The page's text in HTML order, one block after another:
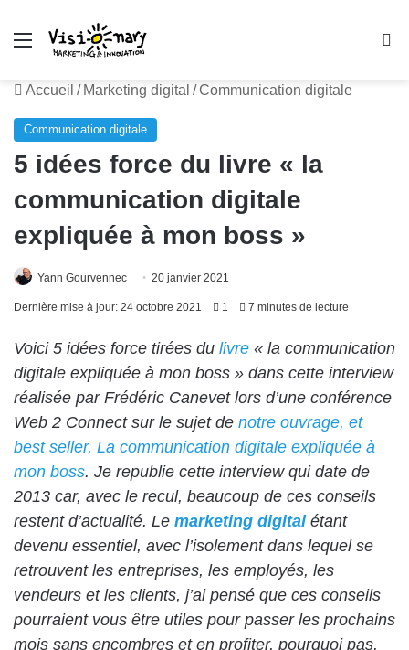
Menu
Accueil / Marketing digital /Communication digitale
Communication digitale
5 idées force du livre « la
communication digitale
expliquée à mon boss »
Yann Gourvennec 20 janvier 2021
Dernière mise à jour: 24 octobre 2021 1 7 minutes de lecture
Voici 5 idées force tirées du livre « la communication
digitale expliquée à mon boss » dans cette interview
réalisée par Frédéric Canevetlors d’une conférence
Web 2 Connect sur le sujet de notre ouvrage, et
best seller, La communication digitale expliquée à
mon boss. Je republie cette interview qui date de
2013 car, avec le recul, beaucoup de ces conseils
restent d’actualité. Le marketing digitalétant
devenu essentiel, avec l’isolement dans lequel se
retrouvent les entreprises, les employés, les
vendeurs et les clients, j’ai pensé que ces conseils
pourraient vous être utiles pour passer les prochains
mois sans encombres et en profiter, pourquoi pas,